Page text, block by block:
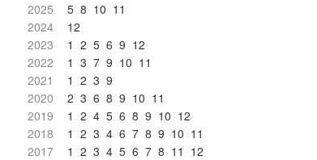
2025
5 8 10 11
2024
12
2023
1 2 5 6 9 12
2022
1 3 7 9 10 11
2021
1 2 3 9
2020
2 3 6 8 9 10 11
2019
1 2 4 5 6 8 9 10 12
2018
1 2 3 4 6 7 8 9 10 11
2017
1 2 3 4 5 6 7 8 11 12